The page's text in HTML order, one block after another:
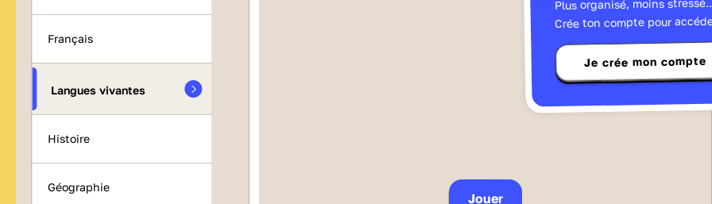
Crée ton compte pour
Je crée mon compte
Français
Langues vivantes
Histoire
Géographie
Jouer